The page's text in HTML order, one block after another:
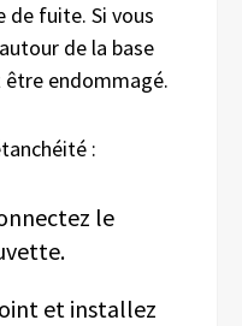
de fuite. Si vous
de la base
endommagé.
:
le
et installez